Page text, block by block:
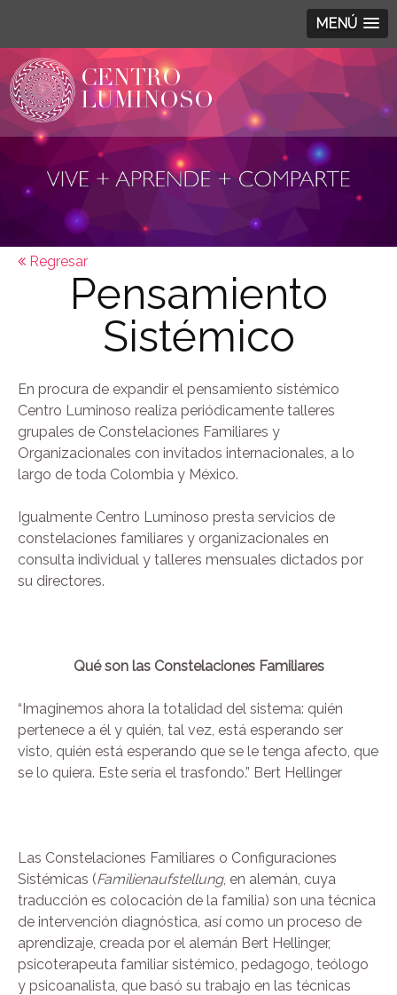
MENÚ
Regresar
Pensamiento
Sistémico
En procura de expandir el pensamiento sistémico
Centro Luminoso realiza periódicamente talleres
grupales de Constelaciones Familiares y
Organizacionales con invitados internacionales, a lo
largo de toda Colombia y México.
Igualmente Centro Luminoso presta servicios de
constelaciones familiares y organizacionales en
consulta individual y talleres mensuales dictados por
su directores.
Qué son las Constelaciones Familiares
“Imaginemos ahora la totalidad del sistema: quién
pertenece a él y quién, tal vez, está esperando ser
visto, quién está esperando que se le tenga afecto, que
se lo quiera. Este sería el trasfondo.” Bert Hellinger
Las Constelaciones Familiares o Configuraciones
Sistémicas (Familienaufstellung, en alemán, cuya
traducción es colocación de la familia) son una técnica
de intervención diagnóstica, así como un proceso de
aprendizaje, creada por el alemán Bert Hellinger,
psicoterapeuta familiar sistémico, pedagogo, teólogo
y psicoanalista, que basó su trabajo en las técnicas